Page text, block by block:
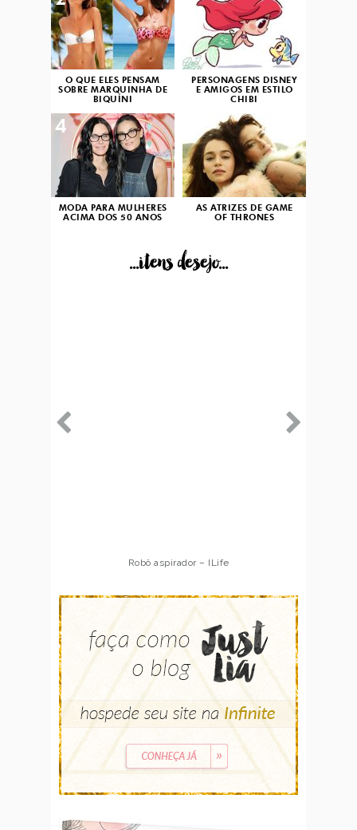
O QUE ELES PENSAM
SOBRE MARQUINHA DE
BIQUÍNI
PERSONAGENS DISNEY
E AMIGOS EM ESTILO
CHIBI
MODA PARA MULHERES
ACIMA DOS 50 ANOS
4
AS ATRIZES DE GAME
OF THRONES
...itens desejo...
Robô aspirador – ILife